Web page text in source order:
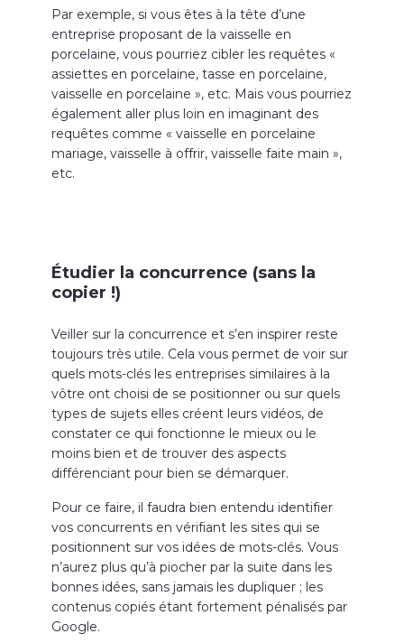
Par exemple, si vous êtes à la tête d’une
entreprise proposant de la vaisselle en
porcelaine, vous pourriez cibler les requêtes «
assiettes en porcelaine, tasse en porcelaine,
vaisselle en porcelaine », etc. Mais vous pourriez
également aller plus loin en imaginant des
requêtes comme « vaisselle en porcelaine
mariage, vaisselle à offrir, vaisselle faite main »,
etc.
Étudier la concurrence (sans la
copier !)
Veiller sur la concurrence et s’en inspirer reste
toujours très utile. Cela vous permet de voir sur
quels mots-clés les entreprises similaires à la
vôtre ont choisi de se positionner ou sur quels
types de sujets elles créent leurs vidéos, de
constater ce qui fonctionne le mieux ou le
moins bien et de trouver des aspects
différenciant pour bien se démarquer.
Pour ce faire, il faudra bien entendu identifier
vos concurrents en vérifiant les sites qui se
positionnent sur vos idées de mots-clés. Vous
n’aurez plus qu’à piocher par la suite dans les
bonnes idées, sans jamais les dupliquer ; les
contenus copiés étant fortement pénalisés par
Google.